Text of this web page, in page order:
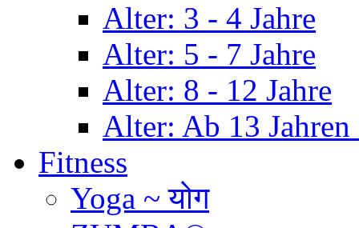
Alter: 3 - 4 Jahre
Alter: 5 - 7 Jahre
Alter: 8 - 12 Jahre
Alter: Ab 13
Fitness
Yoga ~ योग